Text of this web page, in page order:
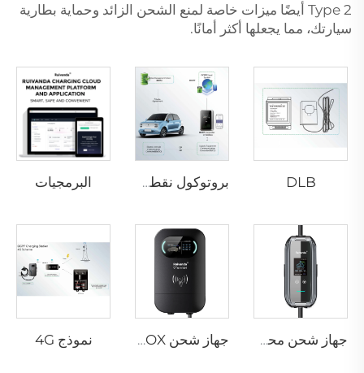
Type 2 أيضًا ميزات خاصة لمنع الشحن الزائد وحماية بطارية
سيارتك، مما يجعلها أكثر أمانًا.
DLB بروتوكول نقطة الشحن المفتوح البرمجيات
جهاز شحن محمول P3-01 لمركبات EV جهاز شحن PEV-01 AC EV WALLBOX نموذج 4G